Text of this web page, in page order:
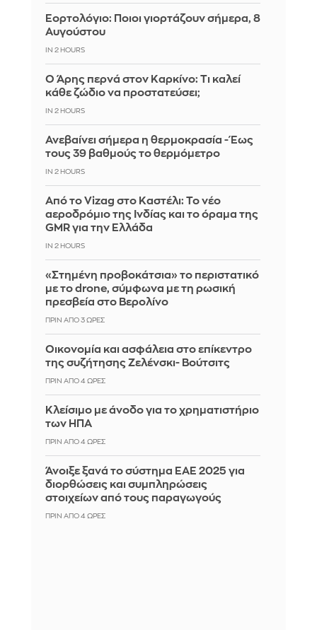
Εορτολόγιο: Ποιοι γιορτάζουν σήμερα, 8
Αυγούστου
IN 2 HOURS
Ο Άρης περνά στον Καρκίνο: Τι καλεί
κάθε ζώδιο να προστατεύσει;
IN 2 HOURS
Ανεβαίνει σήμερα η θερμοκρασία - Έως
τους 39 βαθμούς το θερμόμετρο
IN 2 HOURS
Από το Vizag στο Καστέλι: Το νέο
αεροδρόμιο της Ινδίας και το όραμα της
GMR για την Ελλάδα
IN 2 HOURS
«Στημένη προβοκάτσια» το περιστατικό
με το drone, σύμφωνα με τη ρωσική
πρεσβεία στο Βερολίνο
ΠΡΙΝ ΑΠΌ 3 ΏΡΕΣ
Οικονομία και ασφάλεια στο επίκεντρο
της συζήτησης Ζελένσκι- Βούτσιτς
ΠΡΙΝ ΑΠΌ 4 ΏΡΕΣ
Κλείσιμο με άνοδο για το χρηματιστήριο
των ΗΠΑ
ΠΡΙΝ ΑΠΌ 4 ΏΡΕΣ
Άνοιξε ξανά το σύστημα ΕΑΕ 2025 για
διορθώσεις και συμπληρώσεις
στοιχείων από τους παραγωγούς
ΠΡΙΝ ΑΠΌ 4 ΏΡΕΣ